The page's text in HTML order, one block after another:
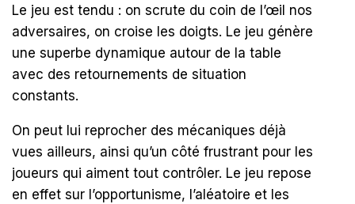
Le jeu est tendu : on scrute du coin de l’œil nos
adversaires, on croise les doigts. Le jeu génère
une superbe dynamique autour de la table
avec des retournements de situation
constants.
On peut lui reprocher des mécaniques déjà
vues ailleurs, ainsi qu’un côté frustrant pour les
joueurs qui aiment tout contrôler. Le jeu repose
en effet sur l’opportunisme, l’aléatoire et les